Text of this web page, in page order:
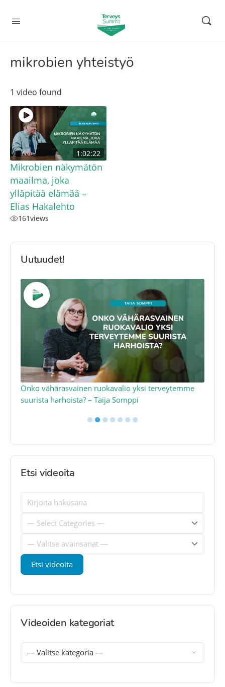
mikrobien yhteistyö
1 video found
1:02:22
Mikrobien näkymätön
maailma, joka
ylläpitää elämää –
Elias Hakalehto
161views
Uutuudet!
Onko vähärasvainen ruokavalio yksi terveytemme
suurista harhoista? – Taija Somppi
●●●●●●●
Etsi videoita
Videoiden kategoriat